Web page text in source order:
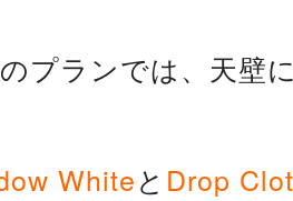
プランでは、天壁
Whiteと Drop